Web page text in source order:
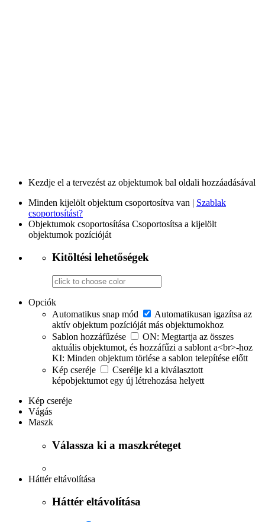
Kezdje el a tervezést az objektumok bal oldali hozzáadásával
Minden kijelölt objektum csoportosítva van | Szablak
csoportosítást?
Objektumok csoportosítása Csoportosítsa a kijelölt
objektumok pozícióját
Kitöltési lehetőségek
Opciók
Automatikus snap mód
Automatikusan igazítsa az
aktív objektum pozícióját más objektumokhoz
Sablon hozzáfűzése
ON: Megtartja az összes
aktuális objektumot, és hozzáfűzi a sablont a<br>-hoz
KI: Minden objektum törlése a sablon telepítése előtt
Kép cseréje
Cserélje ki a kiválasztott
képobjektumot egy új létrehozása helyett
Kép cseréje
Vágás
Maszk
Válassza ki a maszkréteget
Háttér eltávolítása
Háttér eltávolítása